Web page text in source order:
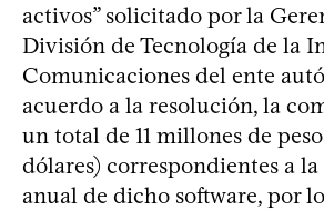
activos” solicitado por la
División de Tecnología de la
Comunicaciones del ente
acuerdo a la resolución, la
un total de 11 millones de
dólares) correspondientes a
anual de dicho software, por